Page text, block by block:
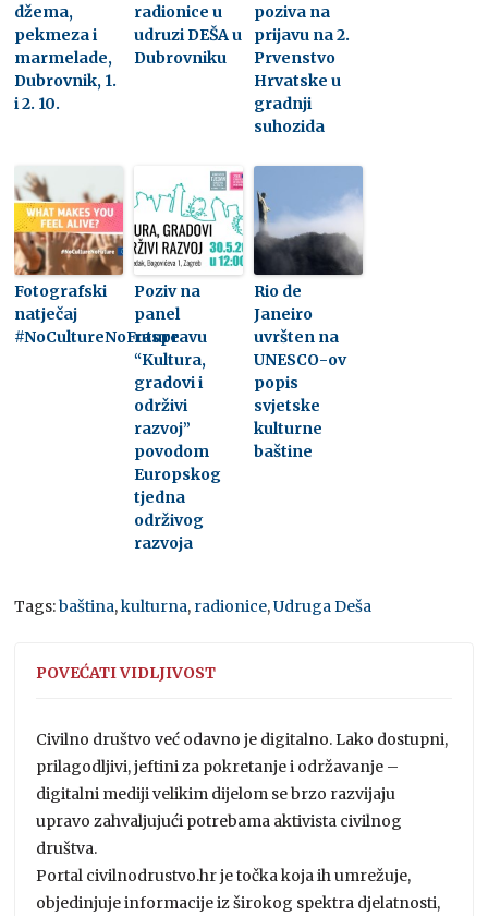
džema,
pekmeza i
marmelade,
Dubrovnik, 1.
i 2. 10.
radionice u
udruzi DEŠA u
Dubrovniku
poziva na
prijavu na 2.
Prvenstvo
Hrvatske u
gradnji
suhozida
Fotografski
natječaj
#NoCultureNoFuture
Poziv na
panel
raspravu
“Kultura,
gradovi i
održivi
razvoj”
povodom
Europskog
tjedna
održivog
razvoja
Rio de
Janeiro
uvršten na
UNESCO-ov
popis
svjetske
kulturne
baštine
Tags:baština,kulturna, radionice,Udruga Deša
POVEĆATI VIDLJIVOST
Civilno društvo već odavno je digitalno. Lako dostupni,
prilagodljivi, jeftini za pokretanje i održavanje –
digitalni mediji velikim dijelom se brzo razvijaju
upravo zahvaljujući potrebama aktivista civilnog
društva.
Portal civilnodrustvo.hr je točka koja ih umrežuje,
objedinjuje informacije iz širokog spektra djelatnosti,